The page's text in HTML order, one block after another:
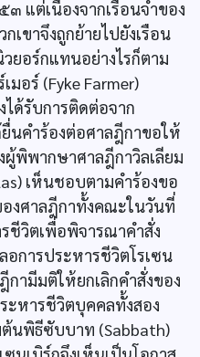
แต่เนื่องจากเรือนจำของ
เขาจึงถูกย้ายไปยังเรือน
ยอร์กแทนอย่างไรก็ตาม
อร์ (Fyke Farmer)
ด้รับการติดต่อจาก
นคำร้องต่อศาลฎีกาขอให้
พิพากษาศาลฎีกาวิลเลียม
เห็นชอบตามคำร้องขอ
งศาลฎีกาทั้งคณะในวันที่
ชีวิตเพื่อพิจารณาคำสั่ง
การประหารชีวิตโรเซน
ามีมติให้ยกเลิกคำสั่งของ
ะหารชีวิตบุคคลทั้งสอง
ต้นพิธีซับบาท (Sabbath)